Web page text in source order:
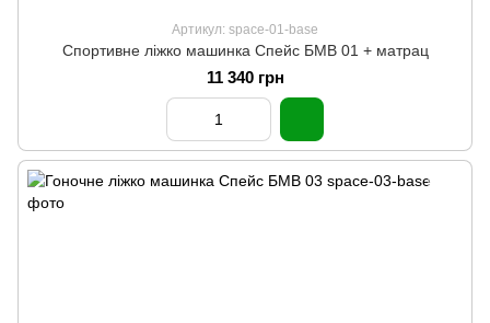
Артикул: space-01-base
Спортивне ліжко машинка Спейс БМВ 01 + матрац
11 340 грн